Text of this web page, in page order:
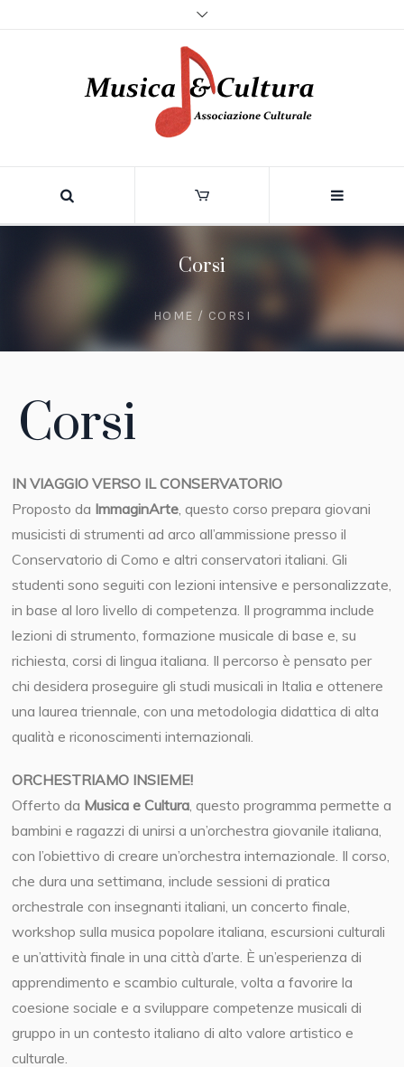
Corsi
HOME / CORSI
Corsi
IN VIAGGIO VERSO IL CONSERVATORIO
Proposto da ImmaginArte, questo corso prepara giovani
musicisti di strumenti ad arco all’ammissione presso il
Conservatorio di Como e altri conservatori italiani. Gli
studenti sono seguiti con lezioni intensive e personalizzate,
in base al loro livello di competenza. Il programma include
lezioni di strumento, formazione musicale di base e, su
richiesta, corsi di lingua italiana. Il percorso è pensato per
chi desidera proseguire gli studi musicali in Italia e ottenere
una laurea triennale, con una metodologia didattica di alta
qualità e riconoscimenti internazionali.
ORCHESTRIAMO INSIEME!
Offerto da Musica e Cultura, questo programma permette a
bambini e ragazzi di unirsi a un’orchestra giovanile italiana,
con l’obiettivo di creare un’orchestra internazionale. Il corso,
che dura una settimana, include sessioni di pratica
orchestrale con insegnanti italiani, un concerto finale,
workshop sulla musica popolare italiana, escursioni culturali
e un’attività finale in una città d’arte. È un’esperienza di
apprendimento e scambio culturale, volta a favorire la
coesione sociale e a sviluppare competenze musicali di
gruppo in un contesto italiano di alto valore artistico e
culturale.